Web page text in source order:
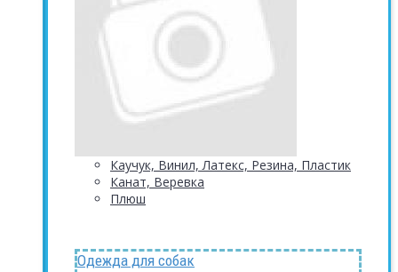
Каучук, Винил, Латекс, Резина, Пластик
Канат, Веревка
Плюш
Одежда для собак